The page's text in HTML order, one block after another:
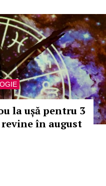
la ușă pentru 3
în august